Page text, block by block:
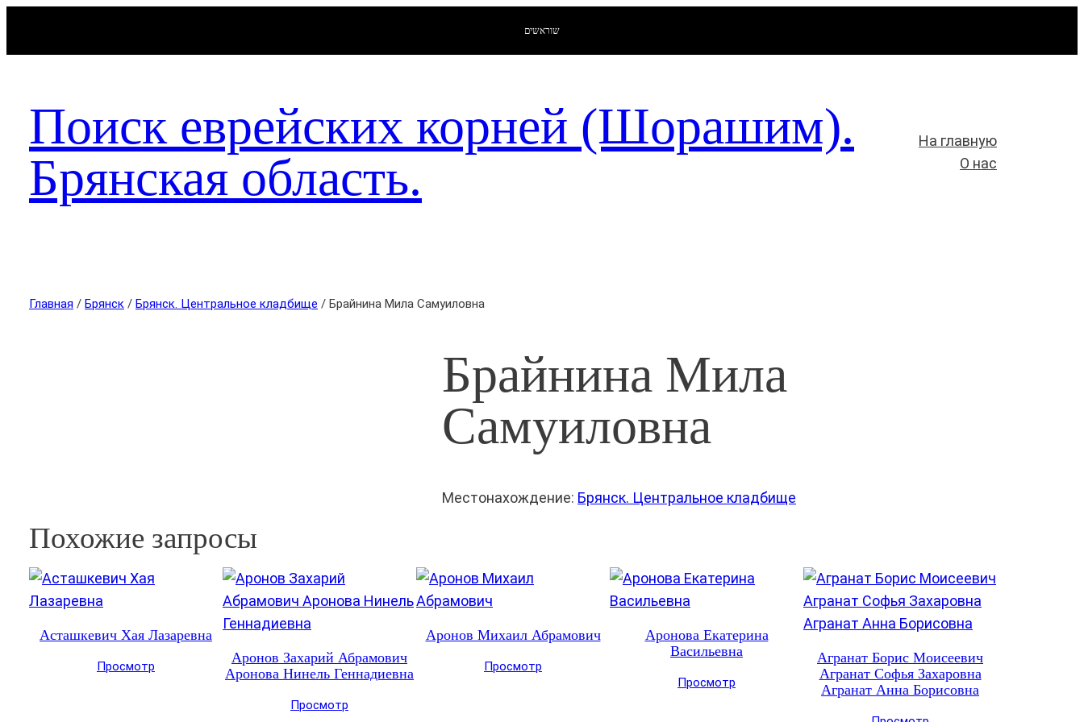
שוראשים
Поиск еврейских корней (Шорашим).
Брянская область.
На главную
О нас
Главная / Брянск / Брянск. Центральное кладбище / Брайнина Мила Самуиловна
Брайнина Мила
Самуиловна
Местонахождение: Брянск. Центральное кладбище
Похожие запросы
Асташкевич Хая Лазаревна
Просмотр
Аронов Захарий Абрамович
Аронова Нинель Геннадиевна
Просмотр
Аронов Михаил Абрамович
Просмотр
Аронова Екатерина
Васильевна
Просмотр
Агранат Борис Моисеевич
Агранат Софья Захаровна
Агранат Анна Борисовна